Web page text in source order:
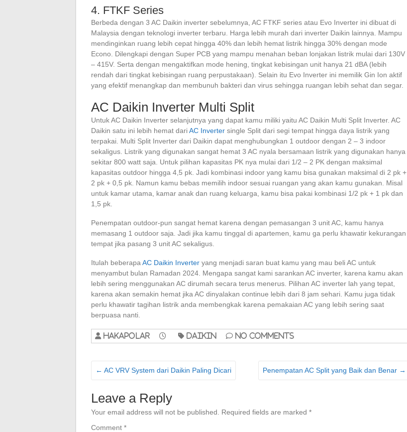
4. FTKF Series
Berbeda dengan 3 AC Daikin inverter sebelumnya, AC FTKF series atau Evo Inverter ini dibuat di
Malaysia dengan teknologi inverter terbaru. Harga lebih murah dari inverter Daikin lainnya. Mampu
mendinginkan ruang lebih cepat hingga 40% dan lebih hemat listrik hingga 30% dengan mode
Econo. Dilengkapi dengan Super PCB yang mampu menahan beban lonjakan listrik mulai dari 130V
– 415V. Serta dengan mengaktifkan mode hening, tingkat kebisingan unit hanya 21 dBA (lebih
rendah dari tingkat kebisingan ruang perpustakaan). Selain itu Evo Inverter ini memilik Gin Ion aktif
yang efektif menangkap dan membunuh bakteri dan virus sehingga ruangan lebih sehat dan segar.
AC Daikin Inverter Multi Split
Untuk AC Daikin Inverter selanjutnya yang dapat kamu miliki yaitu AC Daikin Multi Split Inverter. AC
Daikin satu ini lebih hemat dariAC Inverter single Split dari segi tempat hingga daya listrik yang
terpakai. Multi Split Inverter dari Daikin dapat menghubungkan 1 outdoor dengan 2 – 3 indoor
sekaligus. Listrik yang digunakan sangat hemat 3 AC nyala bersamaan listrik yang digunakan hanya
sekitar 800 watt saja. Untuk pilihan kapasitas PK nya mulai dari 1/2 – 2 PK dengan maksimal
kapasitas outdoor hingga 4,5 pk. Jadi kombinasi indoor yang kamu bisa gunakan maksimal di 2 pk +
2 pk + 0,5 pk. Namun kamu bebas memilih indoor sesuai ruangan yang akan kamu gunakan. Misal
untuk kamar utama, kamar anak dan ruang keluarga, kamu bisa pakai kombinasi 1/2 pk + 1 pk dan
1,5 pk.
Penempatan outdoor-pun sangat hemat karena dengan pemasangan 3 unit AC, kamu hanya
memasang 1 outdoor saja. Jadi jika kamu tinggal di apartemen, kamu ga perlu khawatir kekurangan
tempat jika pasang 3 unit AC sekaligus.
Itulah beberapa AC Daikin Inverter yang menjadi saran buat kamu yang mau beli AC untuk
menyambut bulan Ramadan 2024. Mengapa sangat kami sarankan AC inverter, karena kamu akan
lebih sering menggunakan AC dirumah secara terus menerus. Pilihan AC inverter lah yang tepat,
karena akan semakin hemat jika AC dinyalakan continue lebih dari 8 jam sehari. Kamu juga tidak
perlu khawatir tagihan listrik anda membengkak karena pemakaian AC yang lebih sering saat
berpuasa nanti.
hakapolar Daikin No Comments
← AC VRV System dari Daikin Paling Dicari Penempatan AC Split yang Baik dan Benar →
Leave a Reply
Your email address will not be published. Required fields are marked *
Comment *